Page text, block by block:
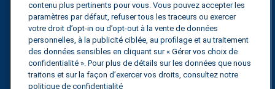
Suivi des tarifs
Contactez nous
contenu plus pertinents pour vous. Vous pouvez accepter les
paramètres par défaut, refuser tous les traceurs ou exercer
votre droit d’opt-in ou d’opt-out à la vente de données
personnelles, à la publicité ciblée, au profilage et au traitement
des données sensibles en cliquant sur « Gérer vos choix de
confidentialité ». Pour plus de détails sur les données que nous
traitons et sur la façon d’exercer vos droits, consultez notre
politique de confidentialité